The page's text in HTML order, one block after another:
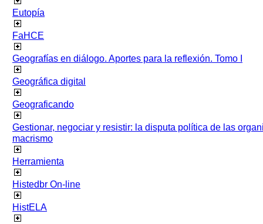
Eutopía
FaHCE
Geografías en diálogo. Aportes para la reflexión. Tomo I
Geográfica digital
Geograficando
Gestionar, negociar y resistir: la disputa política de las
macrismo
Herramienta
Histedbr On-line
HistELA